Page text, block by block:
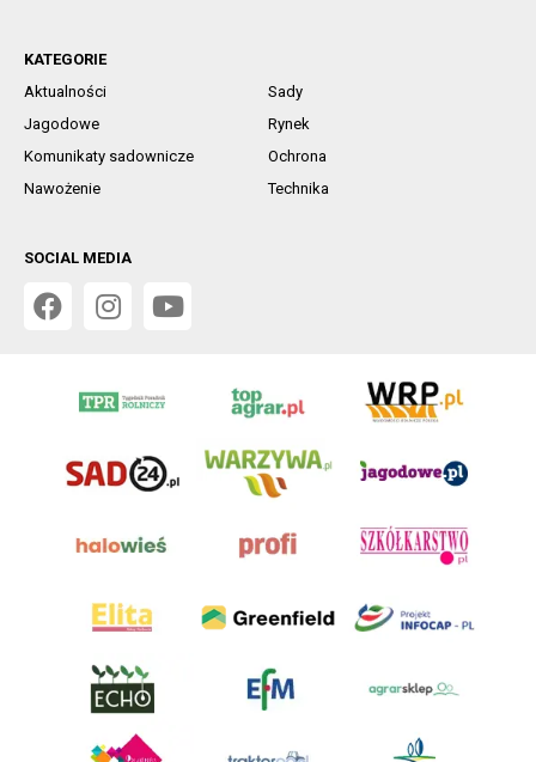
KATEGORIE
Aktualności
Sady
Jagodowe
Rynek
Komunikaty sadownicze
Ochrona
Nawożenie
Technika
SOCIAL MEDIA